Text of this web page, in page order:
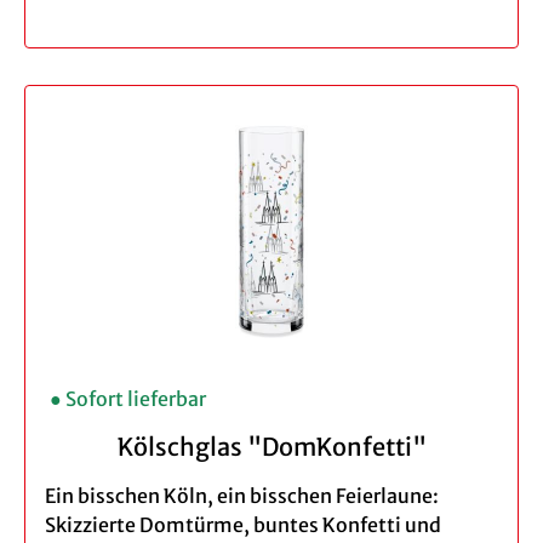
Höhe ca. 15 cm
Inhalt: 0,2 l
das Spülen per Hand
Verpackung: brauner Geschenkkarton
Bei der Bestellung eines 3er Set profitieren Sie
von unserem Vorteilspreis.
● Sofort lieferbar
Kölschglas "DomKonfetti"
Ein bisschen Köln, ein bisschen Feierlaune:
Skizzierte Domtürme, buntes Konfetti und